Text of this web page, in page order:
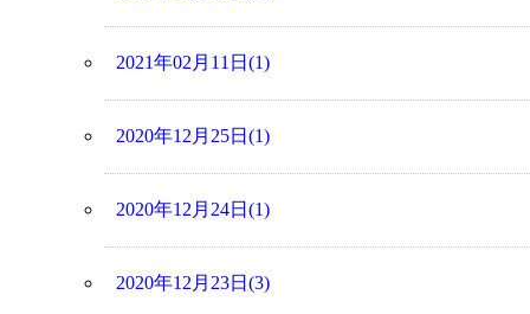
2021年02月11日(1)
2020年12月25日(1)
2020年12月24日(1)
2020年12月23日(3)